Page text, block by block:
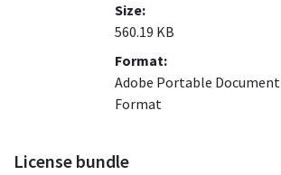
Size:
560.19 KB
Format:
Adobe Portable Document
Format
License bundle